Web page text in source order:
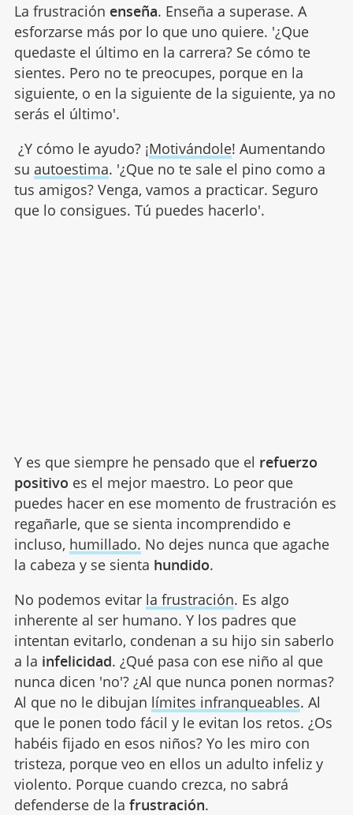
La frustración enseña. Enseña a superase. A
esforzarse más por lo que uno quiere. '¿Que
quedaste el último en la carrera? Se cómo te
sientes. Pero no te preocupes, porque en la
siguiente, o en la siguiente de la siguiente, ya no
serás el último'.
¿Y cómo le ayudo? ¡Motivándole! Aumentando
su autoestima. '¿Que no te sale el pino como a
tus amigos? Venga, vamos a practicar. Seguro
que lo consigues. Tú puedes hacerlo'.
Y es que siempre he pensado que el refuerzo
positivo es el mejor maestro. Lo peor que
puedes hacer en ese momento de frustración es
regañarle, que se sienta incomprendido e
incluso, humillado. No dejes nunca que agache
la cabeza y se sienta hundido.
No podemos evitar la frustración. Es algo
inherente al ser humano. Y los padres que
intentan evitarlo, condenan a su hijo sin saberlo
a la infelicidad. ¿Qué pasa con ese niño al que
nunca dicen 'no'? ¿Al que nunca ponen normas?
Al que no le dibujan límites infranqueables. Al
que le ponen todo fácil y le evitan los retos. ¿Os
habéis fijado en esos niños? Yo les miro con
tristeza, porque veo en ellos un adulto infeliz y
violento. Porque cuando crezca, no sabrá
defenderse de la frustración.